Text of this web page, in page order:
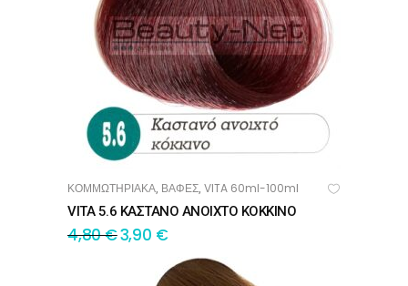
ΠΡΟΣΘΉΚΗ ΣΤΟ ΚΑΛΆΘΙ
ΚΟΜΜΩΤΗΡΙΑΚΑ, ΒΑΦΕΣ, VITA 60ml-100ml
VITA 5.6 ΚΑΣΤΑΝΟ ΑΝΟΙΧΤΟ ΚΟΚΚΙΝΟ
4,80€3,90 €